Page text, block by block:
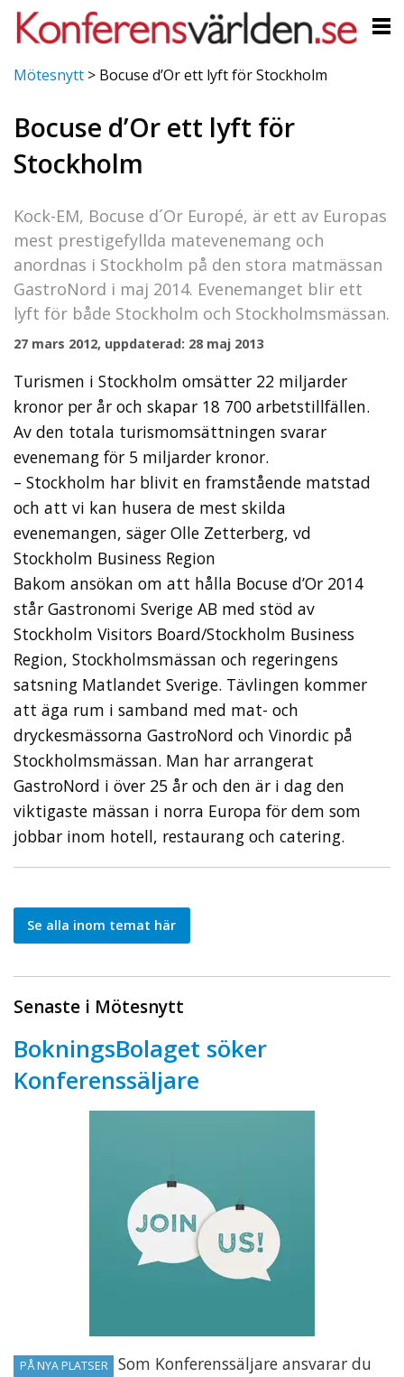
Mötesnytt > Bocuse d’Or ett lyft för Stockholm
Bocuse d’Or ett lyft för
Stockholm
Kock-EM, Bocuse d´Or Europé, är ett av Europas
mest prestigefyllda matevenemang och
anordnas i Stockholm på den stora matmässan
GastroNord i maj 2014. Evenemanget blir ett
lyft för både Stockholm och Stockholmsmässan.
27 mars 2012, uppdaterad: 28 maj 2013
Turismen i Stockholm omsätter 22 miljarder
kronor per år och skapar 18 700 arbetstillfällen.
Av den totala turismomsättningen svarar
evenemang för 5 miljarder kronor.
– Stockholm har blivit en framstående matstad
och att vi kan husera de mest skilda
evenemangen, säger Olle Zetterberg, vd
Stockholm Business Region
Bakom ansökan om att hålla Bocuse d’Or 2014
står Gastronomi Sverige AB med stöd av
Stockholm Visitors Board/Stockholm Business
Region, Stockholmsmässan och regeringens
satsning Matlandet Sverige. Tävlingen kommer
att äga rum i samband med mat- och
dryckesmässorna GastroNord och Vinordic på
Stockholmsmässan. Man har arrangerat
GastroNord i över 25 år och den är i dag den
viktigaste mässan i norra Europa för dem som
jobbar inom hotell, restaurang och catering.
Se alla inom temat här
Senaste i Mötesnytt
BokningsBolaget söker
Konferenssäljare
PÅ NYA PLATSER
Som Konferenssäljare ansvarar du